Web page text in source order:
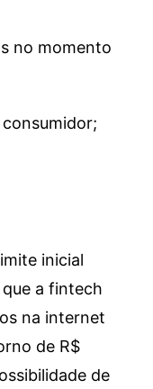
no momento
inicial
a fintech
na internet
de R$
de